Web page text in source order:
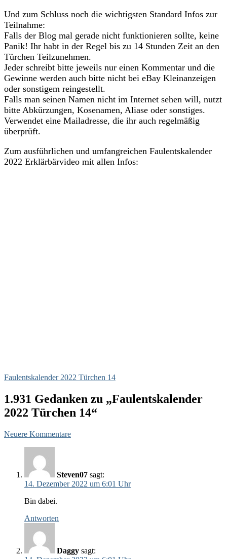
Und zum Schluss noch die wichtigsten Standard Infos zur
Teilnahme:
Falls der Blog mal gerade nicht funktionieren sollte, keine
Panik! Ihr habt in der Regel bis zu 14 Stunden Zeit an den
Türchen Teilzunehmen.
Jeder schreibt bitte jeweils nur einen Kommentar und die
Gewinne werden auch bitte nicht bei eBay Kleinanzeigen
oder sonstigem reingestellt.
Falls man seinen Namen nicht im Internet sehen will, nutzt
bitte Abkürzungen, Kosenamen, Aliase oder sonstiges.
Verwendet eine Mailadresse, die ihr auch regelmäßig
überprüft.
Zum ausführlichen und umfangreichen Faulentskalender
2022 Erklärbärvideo mit allen Infos:
Faulentskalender 2022 Türchen 14
1.931 Gedanken zu „Faulentskalender
2022 Türchen 14“
Kommentar-
Navigation
Neuere Kommentare
Steven07 sagt:
14. Dezember 2022 um 6:01 Uhr
Bin dabei.
Antworten
Daggy sagt: